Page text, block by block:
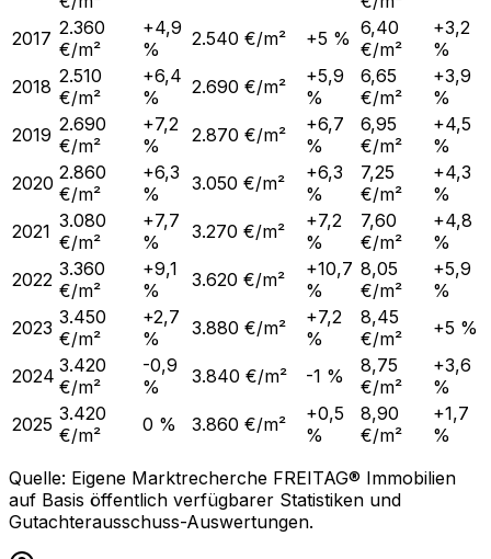
2017 2.360
€/m²
+4,9
%
2.540 €/m² +5 % 6,40
€/m²
+3,2
%
2018 2.510
€/m²
+6,4
%
2.690 €/m²
+5,9
%
6,65
€/m²
+3,9
%
2019 2.690
€/m²
+7,2
%
2.870 €/m²
+6,7
%
6,95
€/m²
+4,5
%
2020 2.860
€/m²
+6,3
%
3.050 €/m²
+6,3
%
7,25
€/m²
+4,3
%
2021 3.080
€/m²
+7,7
%
3.270 €/m²
+7,2
%
7,60
€/m²
+4,8
%
2022 3.360
€/m²
+9,1
%
3.620 €/m²
+10,7
%
8,05
€/m²
+5,9
%
2023 3.450
€/m²
+2,7
%
3.880 €/m²
+7,2
%
8,45
€/m²
+5 %
2024 3.420
€/m²
-0,9
%
3.840 €/m² -1 %
8,75
€/m²
+3,6
%
2025 3.420
€/m²
0 % 3.860 €/m²
+0,5
%
8,90
€/m²
+1,7
%
Quelle: Eigene Marktrecherche FREITAG® Immobilien
auf Basis öffentlich verfügbarer Statistiken und
Gutachterausschuss-Auswertungen.